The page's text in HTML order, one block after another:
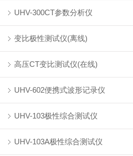
UHV-300CT参数分析仪
变比极性测试仪(离线)
高压CT变比测试仪(在线)
UHV-602便携式波形记录仪
UHV-103极性综合测试仪
UHV-103A极性综合测试仪